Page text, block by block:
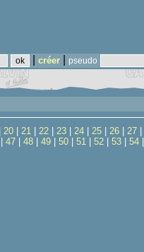
créer pseudo
20 21 22 23 24 25 26 27
47 48 49 50 51 52 53 54